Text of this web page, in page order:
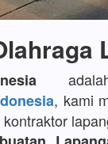
, kami